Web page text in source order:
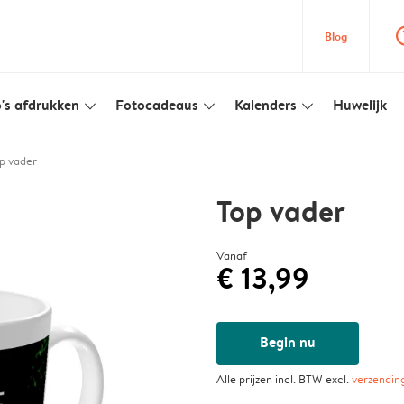
Blog
afdrukken slim_arrow_down Fotocadeaus slim_arrow_down Kalenders slim_arrow_down Huwelijk
vader
Top vader
Vanaf
€ 13,99
Begin nu
Alle prijzen incl. BTW excl.